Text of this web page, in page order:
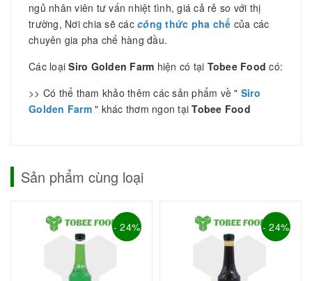
ngủ nhân viên tư vấn nhiệt tình, giá cả rẻ so với thị
trường, Nơi chia sẽ các công thức pha chế của các
chuyên gia pha chế hàng đầu.
Các loạiSiro Golden Farm hiện có tại Tobee Food có:
>> Có thể tham khảo thêm các sản phẩm về " Siro
Golden Farm " khác thơm ngon tạiTobee Food
Sản phẩm cùng loại
- 24% - 24%